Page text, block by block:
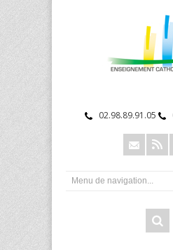
02.98.89.91.05